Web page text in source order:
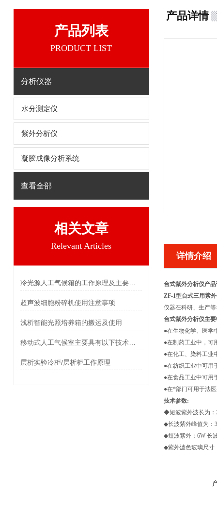
产品列表
PRODUCT LIST
分析仪器
水分测定仪
紫外分析仪
凝胶成像分析系统
查看全部
相关文章
Relevant Articles
超声波细胞粉碎机使用注意事项
浅析智能光照培养箱的搬运及使用
层析实验冷柜/层析柜工作原理
产品详情
详情介绍
台式紫外分析仪产
ZF-1型台式三用紫
仪器在科研、生产
台式紫外分析仪主
●在生物化学、医学
●在制药工业中，可
●在化工、染料工业
●在纺织工业中可用
●在食品工业中可用
●在*部门可用于法
技术参数:
◆短波紫外波长为：
◆长波紫外峰值为：
◆短波紫外：6W 长
◆紫外滤色玻璃尺寸